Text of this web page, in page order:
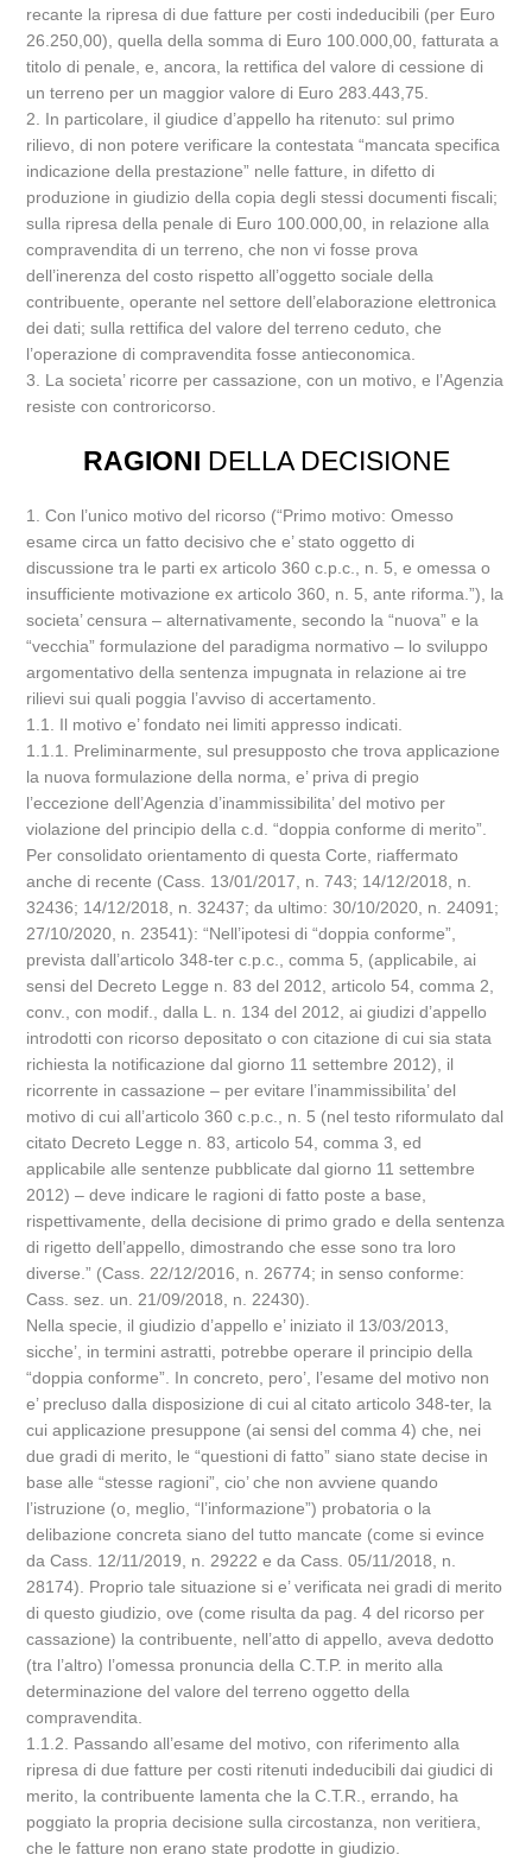
recante la ripresa di due fatture per costi indeducibili (per Euro
26.250,00), quella della somma di Euro 100.000,00, fatturata a
titolo di penale, e, ancora, la rettifica del valore di cessione di
un terreno per un maggior valore di Euro 283.443,75.
2. In particolare, il giudice d’appello ha ritenuto: sul primo
rilievo, di non potere verificare la contestata “mancata specifica
indicazione della prestazione” nelle fatture, in difetto di
produzione in giudizio della copia degli stessi documenti fiscali;
sulla ripresa della penale di Euro 100.000,00, in relazione alla
compravendita di un terreno, che non vi fosse prova
dell’inerenza del costo rispetto all’oggetto sociale della
contribuente, operante nel settore dell’elaborazione elettronica
dei dati; sulla rettifica del valore del terreno ceduto, che
l’operazione di compravendita fosse antieconomica.
3. La societa’ ricorre per cassazione, con un motivo, e l’Agenzia
resiste con controricorso.
RAGIONI DELLA DECISIONE
1. Con l’unico motivo del ricorso (“Primo motivo: Omesso
esame circa un fatto decisivo che e’ stato oggetto di
discussione tra le parti ex articolo 360 c.p.c., n. 5, e omessa o
insufficiente motivazione ex articolo 360, n. 5, ante riforma.”), la
societa’ censura – alternativamente, secondo la “nuova” e la
“vecchia” formulazione del paradigma normativo – lo sviluppo
argomentativo della sentenza impugnata in relazione ai tre
rilievi sui quali poggia l’avviso di accertamento.
1.1. Il motivo e’ fondato nei limiti appresso indicati.
1.1.1. Preliminarmente, sul presupposto che trova applicazione
la nuova formulazione della norma, e’ priva di pregio
l’eccezione dell’Agenzia d’inammissibilita’ del motivo per
violazione del principio della c.d. “doppia conforme di merito”.
Per consolidato orientamento di questa Corte, riaffermato
anche di recente (Cass. 13/01/2017, n. 743; 14/12/2018, n.
32436; 14/12/2018, n. 32437; da ultimo: 30/10/2020, n. 24091;
27/10/2020, n. 23541): “Nell’ipotesi di “doppia conforme”,
prevista dall’articolo 348-ter c.p.c., comma 5, (applicabile, ai
sensi del Decreto Legge n. 83 del 2012, articolo 54, comma 2,
conv., con modif., dalla L. n. 134 del 2012, ai giudizi d’appello
introdotti con ricorso depositato o con citazione di cui sia stata
richiesta la notificazione dal giorno 11 settembre 2012), il
ricorrente in cassazione – per evitare l’inammissibilita’ del
motivo di cui all’articolo 360 c.p.c., n. 5 (nel testo riformulato dal
citato Decreto Legge n. 83, articolo 54, comma 3, ed
applicabile alle sentenze pubblicate dal giorno 11 settembre
2012) – deve indicare le ragioni di fatto poste a base,
rispettivamente, della decisione di primo grado e della sentenza
di rigetto dell’appello, dimostrando che esse sono tra loro
diverse.” (Cass. 22/12/2016, n. 26774; in senso conforme:
Cass. sez. un. 21/09/2018, n. 22430).
Nella specie, il giudizio d’appello e’ iniziato il 13/03/2013,
sicche’, in termini astratti, potrebbe operare il principio della
“doppia conforme”. In concreto, pero’, l’esame del motivo non
e’ precluso dalla disposizione di cui al citato articolo 348-ter, la
cui applicazione presuppone (ai sensi del comma 4) che, nei
due gradi di merito, le “questioni di fatto” siano state decise in
base alle “stesse ragioni”, cio’ che non avviene quando
l’istruzione (o, meglio, “l’informazione”) probatoria o la
delibazione concreta siano del tutto mancate (come si evince
da Cass. 12/11/2019, n. 29222 e da Cass. 05/11/2018, n.
28174). Proprio tale situazione si e’ verificata nei gradi di merito
di questo giudizio, ove (come risulta da pag. 4 del ricorso per
cassazione) la contribuente, nell’atto di appello, aveva dedotto
(tra l’altro) l’omessa pronuncia della C.T.P. in merito alla
determinazione del valore del terreno oggetto della
compravendita.
1.1.2. Passando all’esame del motivo, con riferimento alla
ripresa di due fatture per costi ritenuti indeducibili dai giudici di
merito, la contribuente lamenta che la C.T.R., errando, ha
poggiato la propria decisione sulla circostanza, non veritiera,
che le fatture non erano state prodotte in giudizio.